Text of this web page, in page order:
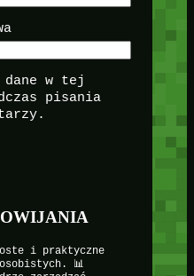
dane w tej
pisania
i praktyczne
📊